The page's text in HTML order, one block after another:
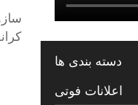
دسته بندی ها
اعلانات فوتی